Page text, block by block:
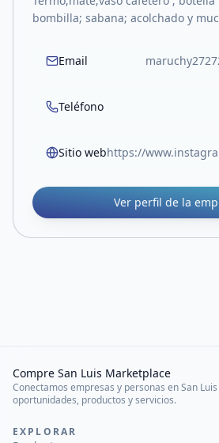
bombilla; sabana; acolchado y
Email
Teléfono
Sitio web
Ver perfil de la
Compre San Luis Marketplace
Conectamos empresas y personas en San
oportunidades, productos y servicios.
EXPLORAR